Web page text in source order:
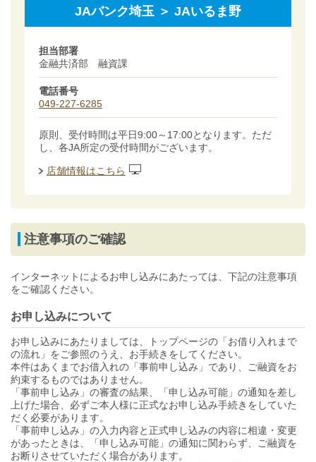
JAバンク埼玉 ＞ JAいるま野
担当部署
金融共済部 融資課
電話番号
049-227-6285
原則、受付時間は平日9:00～17:00となります。ただ
し、各JA所定の受付時間がございます。
店舗情報はこちら
注意事項のご確認
インターネットによるお申し込みにあたっては、下記の注意事項
をご確認ください。
お申し込みについて
お申し込みにあたりましては、トップページの「お借り入れまで
の流れ」をご参照のうえ、お手続きをしてください。
本件はあくまでお借入れの「事前申し込み」であり、ご融資をお
約束するものではありません。
「事前申し込み」の審査の結果、「申し込み可能」の通知を差し
上げた場合、必ずご本人様に正式なお申し込み手続きをしていた
だく必要があります。
「事前申し込み」の入力内容と正式申し込みの内容に相違・変更
があったときは、「申し込み可能」の通知に関わらず、ご融資を
お断りさせていただく場合があります。